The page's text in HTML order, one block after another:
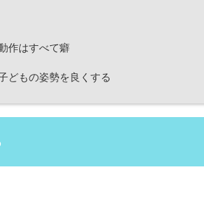
作はすべて癖
どもの姿勢を良くする